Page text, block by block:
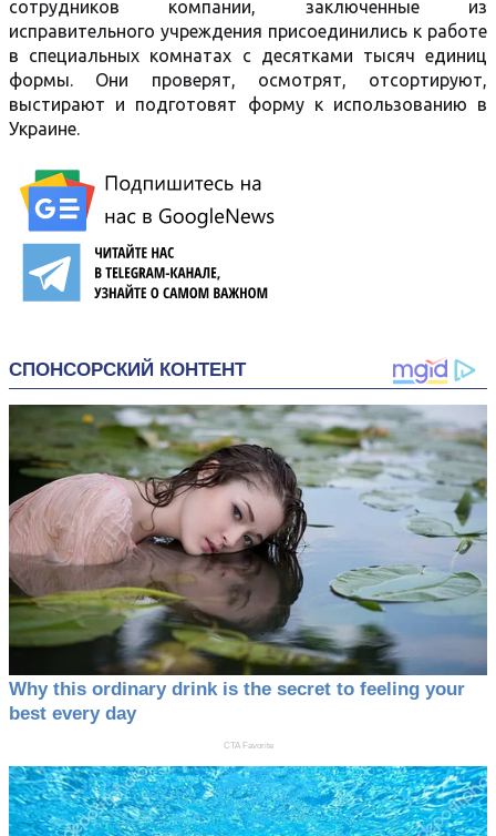
сотрудников компании, заключенные из
исправительного учреждения присоединились к работе
в специальных комнатах с десятками тысяч единиц
формы. Они проверят, осмотрят, отсортируют,
выстирают и подготовят форму к использованию в
Украине.